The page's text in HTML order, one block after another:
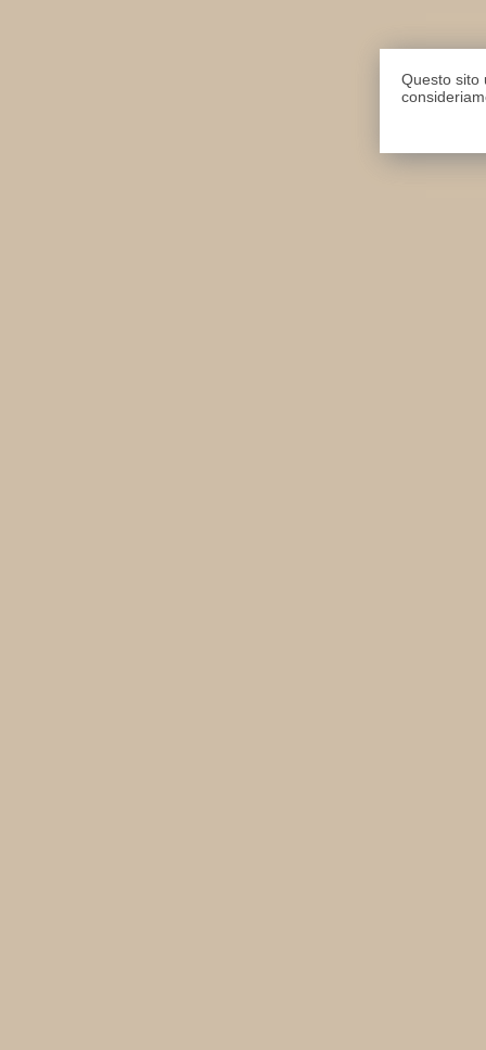
Questo sito